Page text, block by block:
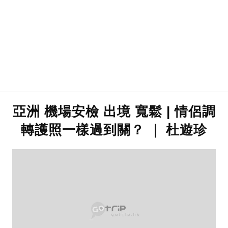
亞洲 機場安檢 出境 寬鬆 | 情侶調
轉護照一樣過到關？ ｜ 杜遊珍